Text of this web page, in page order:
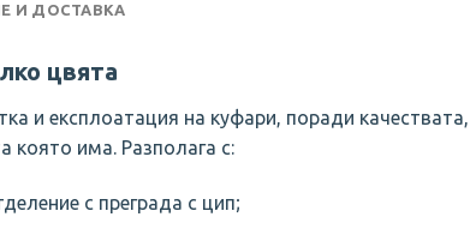
И ДОСТАВКА
цвята
и експлоатация на куфари, поради
която има. Разполага с:
с преграда с цип;